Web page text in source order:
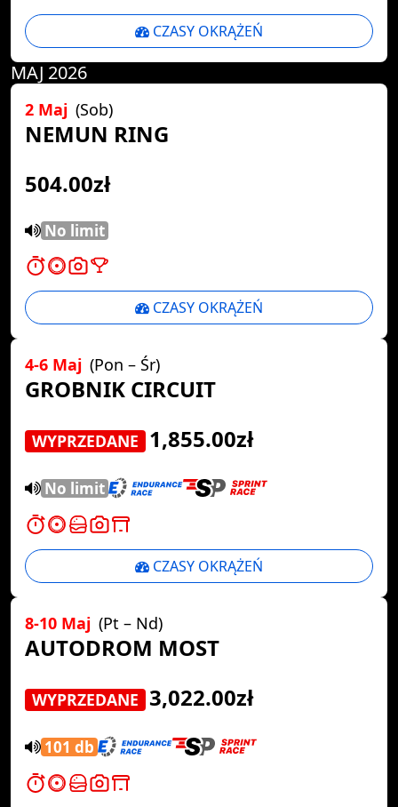
CZASY OKRĄŻEŃ
MAJ 2026
2 Maj (Sob)
NEMUN RING
504.00zł
No limit
CZASY OKRĄŻEŃ
4-6 Maj (Pon – Śr)
GROBNIK CIRCUIT
WYPRZEDANE 1,855.00zł
No limit
CZASY OKRĄŻEŃ
8-10 Maj (Pt – Nd)
AUTODROM MOST
WYPRZEDANE 3,022.00zł
101 db